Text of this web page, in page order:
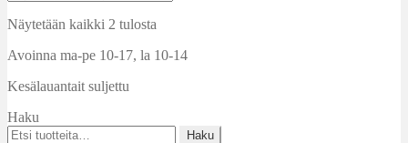
Näytetään kaikki 2 tulosta
Avoinna ma-pe 10-17, la 10-14
Kesälauantait suljettu
Haku
Etsi:
Haku